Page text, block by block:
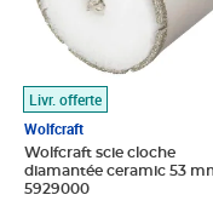
Livr. offerte
Wolfcraft
Wolfcraft scie cloche
diamantée ceramic 53
5929000